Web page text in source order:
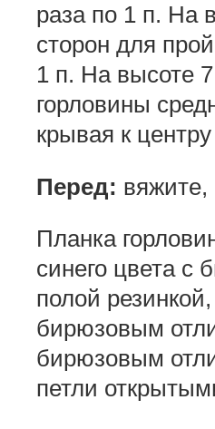
раза по 1 п. На
сто­рон для
1 п. На высоте
горловины
крывая к
Перед: вяжите,
Планка
синего цвета с
полой
бирюзовым
бирюзовым
петли